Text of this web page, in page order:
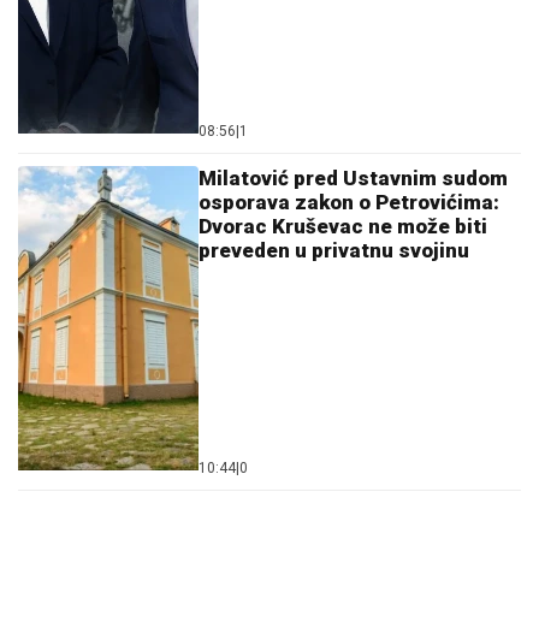
08:56 1
Milatović pred Ustavnim sudom
osporava zakon o Petrovićima:
Dvorac Kruševac ne može biti
preveden u privatnu svojinu
10:44 0